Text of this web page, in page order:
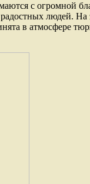
с огромной
людей. На
в атмосфере